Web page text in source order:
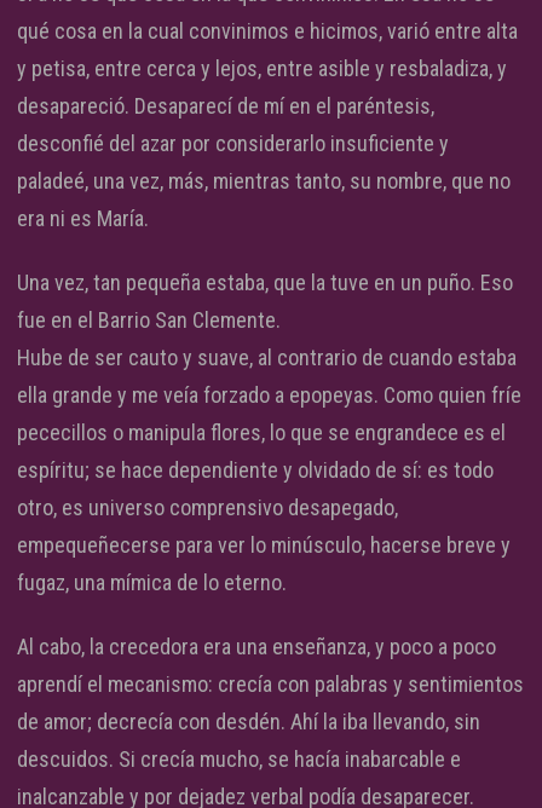
qué cosa en la cual convinimos e hicimos, varió entre alta
y petisa, entre cerca y lejos, entre asible y resbaladiza, y
desapareció. Desaparecí de mí en el paréntesis,
desconfié del azar por considerarlo insuficiente y
paladeé, una vez, más, mientras tanto, su nombre, que no
era ni es María.
Una vez, tan pequeña estaba, que la tuve en un puño. Eso
fue en el Barrio San Clemente.
Hube de ser cauto y suave, al contrario de cuando estaba
ella grande y me veía forzado a epopeyas. Como quien fríe
pececillos o manipula flores, lo que se engrandece es el
espíritu; se hace dependiente y olvidado de sí: es todo
otro, es universo comprensivo desapegado,
empequeñecerse para ver lo minúsculo, hacerse breve y
fugaz, una mímica de lo eterno.
Al cabo, la crecedora era una enseñanza, y poco a poco
aprendí el mecanismo: crecía con palabras y sentimientos
de amor; decrecía con desdén. Ahí la iba llevando, sin
descuidos. Si crecía mucho, se hacía inabarcable e
inalcanzable y por dejadez verbal podía desaparecer.